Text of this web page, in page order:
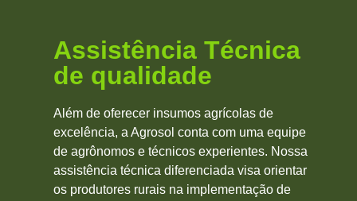
Assistência Técnica
de qualidade
Além de oferecer insumos agrícolas de
excelência, a Agrosol conta com uma equipe
de agrônomos e técnicos experientes. Nossa
assistência técnica diferenciada visa orientar
os produtores rurais na implementação de